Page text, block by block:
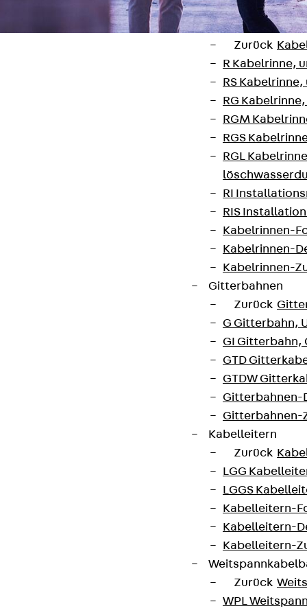
Zurück
Kabelrinnen
Zurück
R Kabelrinne,
RS
RG
RGM
RGS
RGL
RI
RIS
Kabelrinnen-
Kabelrinnen-
Kabelrinnen-
Gitterbahnen
Zurück
G Gitterbahn,
GI Gitterbahn,
GTD
GTDW
Gitterbahnen-
Gitterbahnen-
Kabelleitern
Zurück
LGG
LGGS
Kabelleitern-
Kabelleitern-
Kabelleitern-
Zurück
WPL
Produktneuheiten, Referenzen und aktuellen